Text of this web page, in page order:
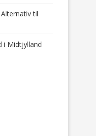
til
i Midtjylland